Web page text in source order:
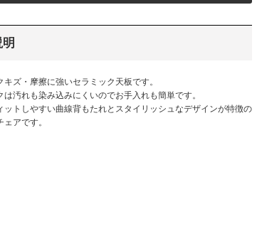
ズ・摩擦に強いセラミック天板です。
汚れも染み込みにくいのでお手入れも簡単です。
トしやすい曲線背もたれとスタイリッシュなデザインが特徴の
アです。